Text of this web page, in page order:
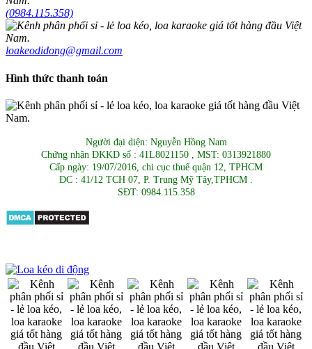
(0984.115.358)
loakeodidong@gmail.com
Hình thức thanh toán
Người đại diện: Nguyễn Hồng Nam
Chứng nhận ĐKKD số : 41L8021150 , MST: 0313921880
Cấp ngày: 19/07/2016, chi cục thuế quận 12, TPHCM
ĐC : 41/12 TCH 07, P. Trung Mỹ Tây,TPHCM .
SĐT: 0984.115.358